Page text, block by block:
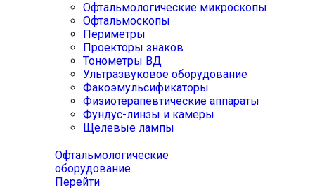
Офтальмологические микроскопы
Офтальмоскопы
Периметры
Проекторы знаков
Тонометры ВД
Ультразвуковое оборудование
Факоэмульсификаторы
Физиотерапевтические аппараты
Фундус-линзы и камеры
Щелевые лампы
Офтальмологические
оборудование
Перейти